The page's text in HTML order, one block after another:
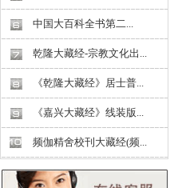
中国大百科全书第二...
乾隆大藏经-宗教文化出...
《乾隆大藏经》居士普...
《嘉兴大藏经》线装版...
频伽精舍校刊大藏经(频...